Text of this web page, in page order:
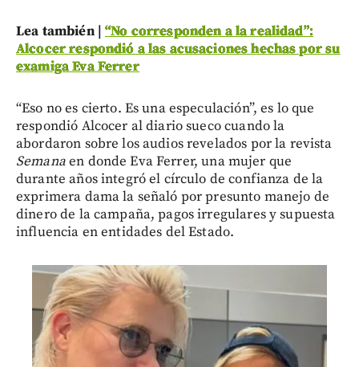
Lea también |“No corresponden a la realidad”:
Alcocer respondió a las acusaciones hechas por su
examiga Eva Ferrer
“Eso no es cierto. Es una especulación”, es lo que
respondió Alcocer al diario sueco cuando la
abordaron sobre los audios revelados por la revista
Semanaen donde Eva Ferrer, una mujer que
durante años integró el círculo de confianza de la
exprimera dama la señaló por presunto manejo de
dinero de la campaña, pagos irregulares y supuesta
influencia en entidades del Estado.